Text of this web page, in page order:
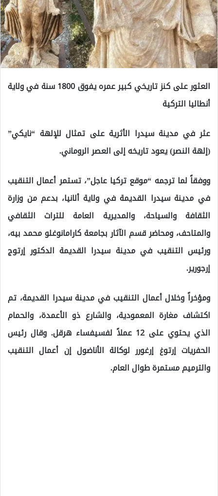
العثور على كنز تاريخي كبير عمره يفوق 1800 سنة في ولاية
أنطاليا التركية
عثر في مدينة سيدرا الأثرية على تمثال للإلهة “نايكي”
(إلهة النصر) يعود تاريخه إلى العصر الروماني.
ووفقاً لما ترجمه “موقع تركيا عاجل”، تستمر أعمال التنقيب
في مدينة سيدرا القديمة في ولاية ألانيا، بدعم من وزارة
الثقافة والسياحة، والمديرية العامة للتراث الثقافي
والمتاحف، ومحاضر قسم الآثار بجامعة كارامانوغلو محمد بيه،
ورئيس التنقيب في مدينة سيدرا القديمة الدكتور إرتوج
إرجورير.
ومؤخراً وخلال أعمال التنقيب في مدينة سيدرا القديمة، تم
اكتشاف مغارة المعمودية، والشارع ذو الأعمدة، والحمام
الذي يحتوي على 12 عملاً لفسيفساء هرقل. وقال رئيس
الحفريات إرتوغ إرغورر لوكالة الأناضول إن أعمال التنقيب
والترميم مستمرة طوال العام.